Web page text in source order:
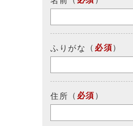
ふりがな （ 必須）
住所 （ 必須 ）